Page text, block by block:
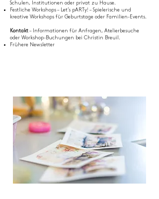
Schulen, Institutionen oder privat zu Hause.
Festliche Workshops – Let’s pARTy! – Spielerische und
kreative Workshops für Geburtstage oder Familien-Events.
Kontakt – Informationen für Anfragen, Atelierbesuche
oder Workshop-Buchungen bei Christin Breuil.
Frühere Newsletter